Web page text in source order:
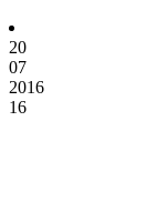
20
07
2016
16